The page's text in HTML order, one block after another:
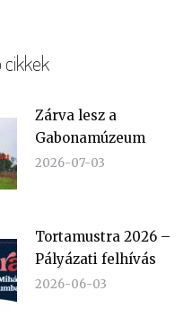
cikkek
Zárva lesz a
Gabonamúzeum
2026-07-03
Tortamustra 2026 –
Pályázati felhívás
2026-06-03